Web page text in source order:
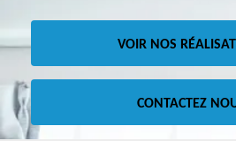
VOIR NOS
CONTACTEZ